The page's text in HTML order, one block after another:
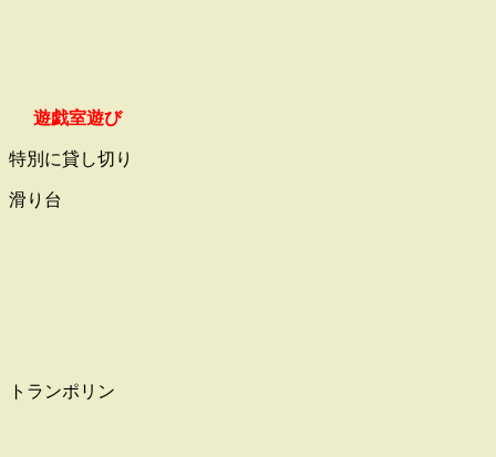
遊戯室遊び
特別に貸し切り
滑り台
トランポリン